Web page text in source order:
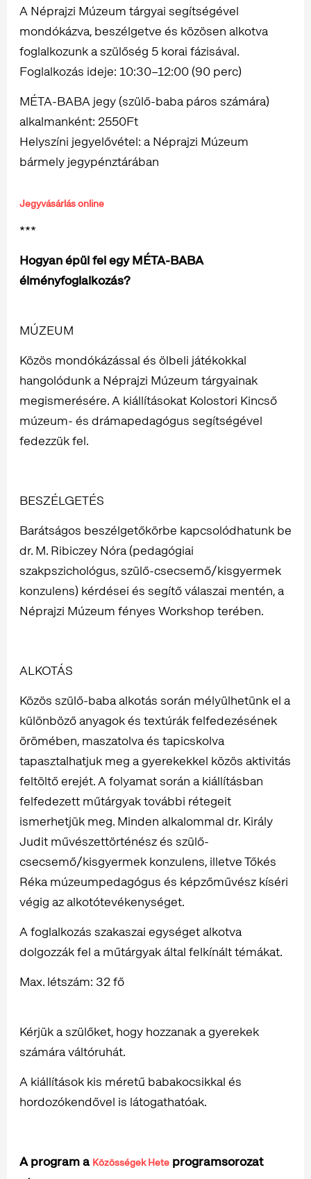
A Néprajzi Múzeum tárgyai segítségével
mondókázva, beszélgetve és közösen alkotva
foglalkozunk a szülőség 5 korai fázisával.
Foglalkozás ideje: 10:30–12:00 (90 perc)
MÉTA-BABA jegy (szülő-baba páros számára)
alkalmanként: 2550Ft
Helyszíni jegyelővétel: a Néprajzi Múzeum
bármely jegypénztárában
Jegyvásárlás online
***
Hogyan épül fel egy MÉTA-BABA
élményfoglalkozás?
MÚZEUM
Közös mondókázással és ölbeli játékokkal
hangolódunk a Néprajzi Múzeum tárgyainak
megismerésére. A kiállításokat Kolostori Kincső
múzeum- és drámapedagógus segítségével
fedezzük fel.
BESZÉLGETÉS
Barátságos beszélgetőkörbe kapcsolódhatunk be
dr. M. Ribiczey Nóra (pedagógiai
szakpszichológus, szülő-csecsemő/kisgyermek
konzulens) kérdései és segítő válaszai mentén, a
Néprajzi Múzeum fényes Workshop terében.
ALKOTÁS
Közös szülő-baba alkotás során mélyülhetünk el a
különböző anyagok és textúrák felfedezésének
örömében, maszatolva és tapicskolva
tapasztalhatjuk meg a gyerekekkel közös aktivitás
feltöltő erejét. A folyamat során a kiállításban
felfedezett műtárgyak további rétegeit
ismerhetjük meg. Minden alkalommal dr. Király
Judit művészettörténész és szülő-
csecsemő/kisgyermek konzulens, illetve Tőkés
Réka múzeumpedagógus és képzőművész kíséri
végig az alkotótevékenységet.
A foglalkozás szakaszai egységet alkotva
dolgozzák fel a műtárgyak által felkínált témákat.
Max. létszám: 32 fő
Kérjük a szülőket, hogy hozzanak a gyerekek
számára váltóruhát.
A kiállítások kis méretű babakocsikkal és
hordozókendővel is látogathatóak.
A program a Közösségek Hete programsorozat